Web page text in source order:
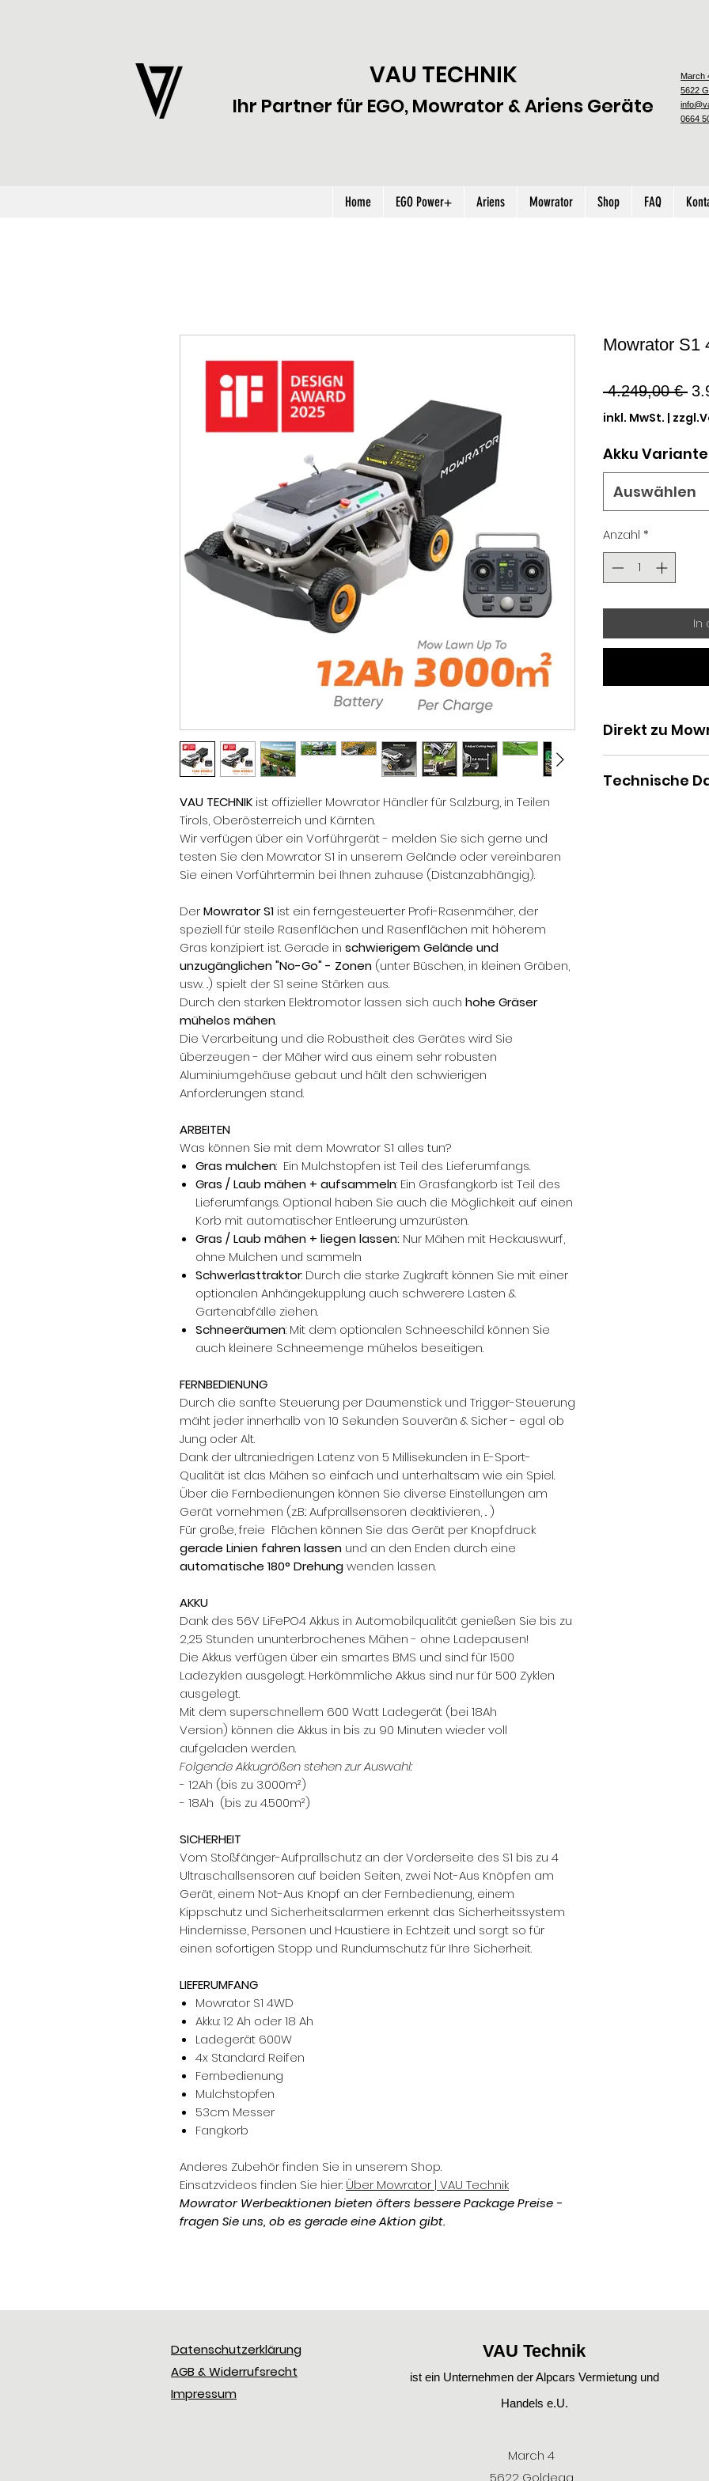
VAU TECHNIK
Ihr Partner für EGO, Mowrator & Ariens Geräte
March
5622
0664
Home EGO Power+ Ariens Mowrator Shop FAQ
VAU TECHNIK ist offizieller Mowrator Händler für Salzburg, in Teilen
Tirols, Oberösterreich und Kärnten.
Wir verfügen über ein Vorführgerät - melden Sie sich gerne und
testen Sie den Mowrator S1 in unserem Gelände oder vereinbaren
Sie einen Vorführtermin bei Ihnen zuhause (Distanzabhängig).
DerMowrator S1 ist ein ferngesteuerter Profi-Rasenmäher, der
speziell für steile Rasenflächen und Rasenflächen mit höherem
Gras konzipiert ist. Gerade in schwierigem Gelände und
unzugänglichen "No-Go" - Zonen (unter Büschen, in kleinen Gräben,
usw. ..) spielt der S1 seine Stärken aus.
Durch den starken Elektromotor lassen sich auch hohe Gräser
mühelos mähen.
Die Verarbeitung und die Robustheit des Gerätes wird Sie
überzeugen - der Mäher wird aus einem sehr robusten
Aluminiumgehäuse gebaut und hält den schwierigen
Anforderungen stand.
ARBEITEN
Was können Sie mit dem Mowrator S1 alles tun?
Gras mulchen: Ein Mulchstopfen ist Teil des Lieferumfangs.
Gras / Laub mähen + aufsammeln: Ein Grasfangkorb ist Teil des
Lieferumfangs. Optional haben Sie auch die Möglichkeit auf einen
Korb mit automatischer Entleerung umzurüsten.
Gras / Laub mähen + liegen lassen: Nur Mähen mit Heckauswurf,
ohne Mulchen und sammeln
Schwerlasttraktor: Durch die starke Zugkraft können Sie mit einer
optionalen Anhängekupplung auch schwerere Lasten &
Gartenabfälle ziehen.
Schneeräumen: Mit dem optionalen Schneeschild können Sie
auch kleinere Schneemenge mühelos beseitigen.
FERNBEDIENUNG
Durch die sanfte Steuerung per Daumenstick und Trigger-Steuerung
mäht jeder innerhalb von 10 Sekunden Souverän & Sicher - egal ob
Jung oder Alt.
Dank der ultraniedrigen Latenz von 5 Millisekunden in E-Sport-
Qualität ist das Mähen so einfach und unterhaltsam wie ein Spiel.
Über die Fernbedienungen können Sie diverse Einstellungen am
Gerät vornehmen (z.B.: Aufprallsensoren deaktivieren, .. )
Für große, freie Flächen können Sie das Gerät per Knopfdruck
gerade Linien fahren lassen und an den Enden durch eine
automatische 180° Drehungwenden lassen.
AKKU
Dank des 56V LiFePO4 Akkus in Automobilqualität genießen Sie bis zu
2,25 Stunden ununterbrochenes Mähen - ohne Ladepausen!
Die Akkus verfügen über ein smartes BMS und sind für 1500
Ladezyklen ausgelegt. Herkömmliche Akkus sind nur für 500 Zyklen
ausgelegt.
Mit dem superschnellem 600 Watt Ladegerät (bei 18Ah
Version) können die Akkus in bis zu 90 Minuten wieder voll
aufgeladen werden.
Folgende Akkugrößen stehen zur Auswahl:
- 12Ah (bis zu 3.000m²)
- 18Ah (bis zu 4.500m²)
SICHERHEIT
Vom Stoßfänger-Aufprallschutz an der Vorderseite des S1 bis zu 4
Ultraschallsensoren auf beiden Seiten, zwei Not-Aus Knöpfen am
Gerät, einem Not-Aus Knopf an der Fernbedienung, einem
Kippschutz und Sicherheitsalarmen erkennt das Sicherheitssystem
Hindernisse, Personen und Haustiere in Echtzeit und sorgt so für
einen sofortigen Stopp und Rundumschutz für Ihre Sicherheit.
LIEFERUMFANG
Mowrator S1 4WD
Akku: 12 Ah oder 18 Ah
Ladegerät 600W
4x Standard Reifen
Fernbedienung
Mulchstopfen
53cm Messer
Fangkorb
Anderes Zubehör finden Sie in unserem Shop.
Einsatzvideos finden Sie hier: Über Mowrator | VAU Technik
Mowrator Werbeaktionen bieten öfters bessere Package Preise -
fragen Sie uns, ob es gerade eine Aktion gibt.
Mowrator S1
4.249,00 €
inkl. MwSt. |
Akku Variante
Auswählen
Anzahl *
In
Direkt zu
– Mowrator EU
Technische
Datenschutzerklärung
AGB & Widerrufsrecht
Impressum
VAU Technik
ist ein Unternehmen der Alpcars Vermietung und
Handels e.U.
March 4
5622 Goldegg